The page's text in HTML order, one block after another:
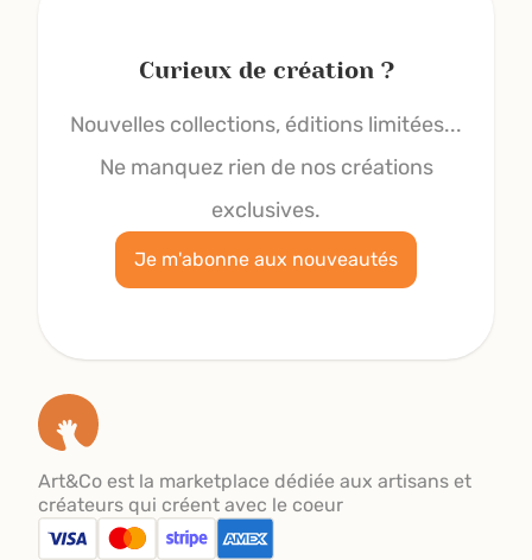
Curieux de création ?
Nouvelles collections, éditions limitées...
Ne manquez rien de nos créations
exclusives.
Je m'abonne aux nouveautés
Art&Co est la marketplace dédiée aux artisans et
créateurs qui créent avec le coeur